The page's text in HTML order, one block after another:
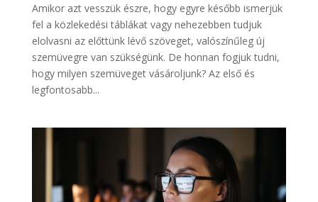
Amikor azt vesszük észre, hogy egyre később ismerjük
fel a közlekedési táblákat vagy nehezebben tudjuk
elolvasni az előttünk lévő szöveget, valószínűleg új
szemüvegre van szükségünk. De honnan fogjuk tudni,
hogy milyen szemüveget vásároljunk? Az első és
legfontosabb...